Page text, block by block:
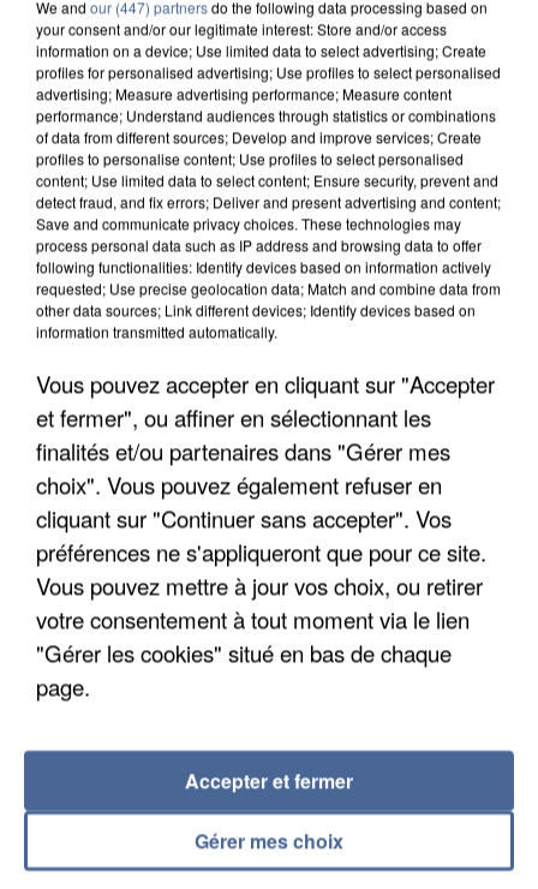
DE FAUNE SAUVAGE SONT...
L’UN DES FONDATEURS SUPPOSÉS DE LA DZ
MAFIA INTERPELLÉ EN ALGÉRIE
We and our (447) partnersdo the following data processing based on
your consent and/or our legitimate interest: Store and/or access
information on a device; Use limited data to select advertising; Create
profiles for personalised advertising; Use profiles to select personalised
advertising; Measure advertising performance; Measure content
performance; Understand audiences through statistics or combinations
of data from different sources; Develop and improve services; Create
profiles to personalise content; Use profiles to select personalised
content; Use limited data to select content; Ensure security, prevent and
detect fraud, and fix errors; Deliver and present advertising and content;
Save and communicate privacy choices. These technologies may
process personal data such as IP address and browsing data to offer
following functionalities: Identify devices based on information actively
requested; Use precise geolocation data; Match and combine data from
other data sources; Link different devices; Identify devices based on
information transmitted automatically.
Vous pouvez accepter en cliquant sur "Accepter
et fermer", ou affiner en sélectionnant les
finalités et/ou partenaires dans "Gérer mes
choix". Vous pouvez également refuser en
cliquant sur "Continuer sans accepter". Vos
préférences ne s'appliqueront que pour ce site.
Vous pouvez mettre à jour vos choix, ou retirer
votre consentement à tout moment via le lien
"Gérer les cookies" situé en bas de chaque
page.
Gérer mes choix
Accepter et fermer